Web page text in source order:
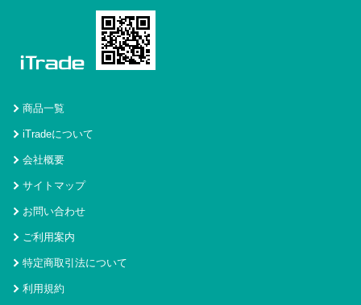
商品一覧
iTradeについて
会社概要
サイトマップ
お問い合わせ
ご利用案内
特定商取引法について
利用規約